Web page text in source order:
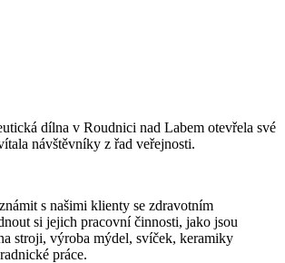
dílna v Roudnici nad Labem otevřela své
návštěvníky z řad veřejnosti.
s našimi klienty se zdravotním
si jejich pracovní činnosti, jako jsou
stroji, výroba mýdel, svíček, keramiky
práce.